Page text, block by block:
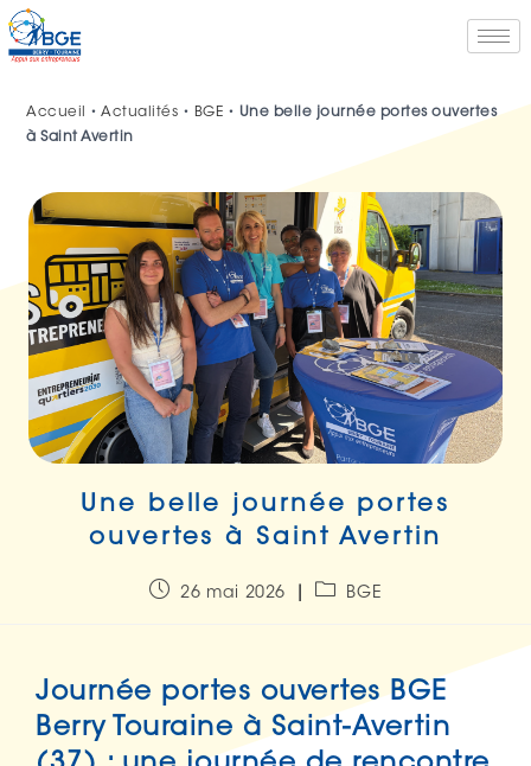
Accueil •Actualités • BGE • Une belle journée portes ouvertes
à Saint Avertin
Une belle journée portes
ouvertes à Saint Avertin
26 mai 2026 BGE
Journée portes ouvertes BGE
Berry Touraine à Saint-Avertin